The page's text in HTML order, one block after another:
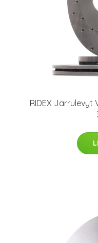
RIDEX Jarrulevyt